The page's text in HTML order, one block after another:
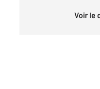
Voir